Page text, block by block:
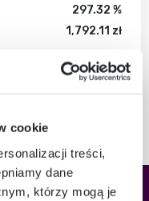
cookie
treści,
dane
którzy mogą je
297.32 %
1,792.11 zł
reprezentatywny